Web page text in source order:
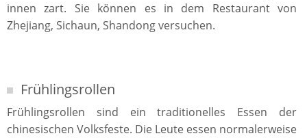
innen zart. Sie können es in dem Restaurant von
Zhejiang, Sichaun, Shandong versuchen.
Frühlingsrollen
Frühlingsrollen sind ein traditionelles Essen der
chinesischen Volksfeste. Die Leute essen normalerweise